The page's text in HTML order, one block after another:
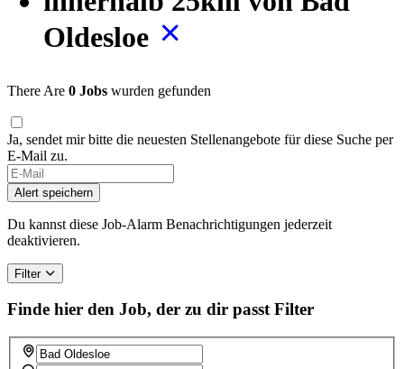
Oldesloe
There Are 0 Jobs wurden gefunden
Ja, sendet mir bitte die neuesten Stellenangebote für diese Suche per
E-Mail zu.
If
you
are
a
human,
this
field
Alert speichern
Du kannst diese Job-Alarm Benachrichtigungen jederzeit
deaktivieren.
Filter
Finde hier den Job, der zu dir passt Filter